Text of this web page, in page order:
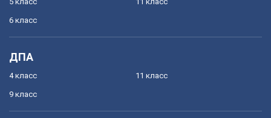
6 класс
ДПА
4 класс
9 класс
11 класс